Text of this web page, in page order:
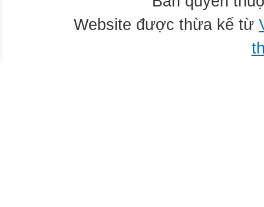
Ảnh
Website được thừa kế từ